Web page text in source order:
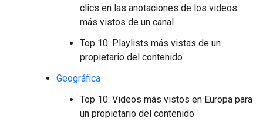
clics en las anotaciones de los videos
más vistos de un canal
Top 10: Playlists más vistas de un
propietario del contenido
Geográfica
Top 10: Videos más vistos en Europa para
un propietario del contenido